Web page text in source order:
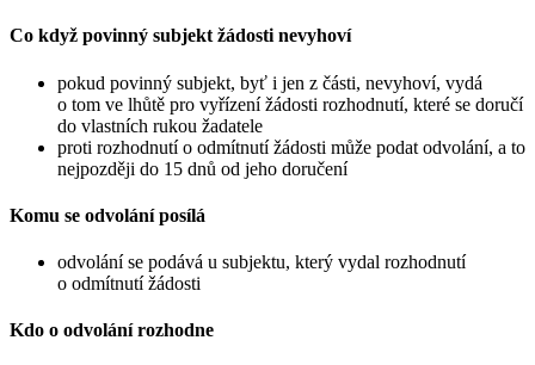
Co když povinný subjekt žádosti nevyhoví
pokud povinný subjekt, byť i jen z části, nevyhoví, vydá
o tom ve lhůtě pro vyřízení žádosti rozhodnutí, které se doručí
do vlastních rukou žadatele
proti rozhodnutí o odmítnutí žádosti může podat odvolání, a to
nejpozději do 15 dnů od jeho doručení
Komu se odvolání posílá
odvolání se podává u subjektu, který vydal rozhodnutí
o odmítnutí žádosti
Kdo o odvolání rozhodne